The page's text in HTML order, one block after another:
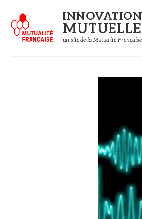
INNOVATION
MUTUELLE
un site de la Mutualité Française